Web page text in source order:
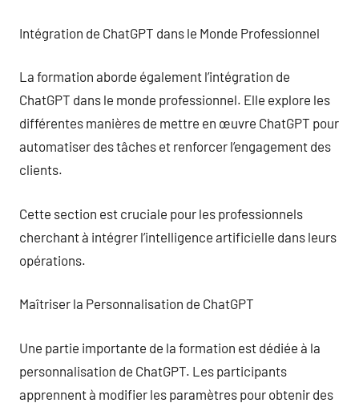
Intégration de ChatGPT dans le Monde Professionnel
La formation aborde également l’intégration de
ChatGPT dans le monde professionnel. Elle explore les
différentes manières de mettre en œuvre ChatGPT pour
automatiser des tâches et renforcer l’engagement des
clients.
Cette section est cruciale pour les professionnels
cherchant à intégrer l’intelligence artificielle dans leurs
opérations.
Maîtriser la Personnalisation de ChatGPT
Une partie importante de la formation est dédiée à la
personnalisation de ChatGPT. Les participants
apprennent à modifier les paramètres pour obtenir des